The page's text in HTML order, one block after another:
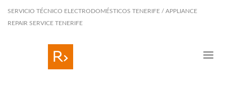
SERVICIO TÉCNICO ELECTRODOMÉSTICOS TENERIFE / APPLIANCE
REPAIR SERVICE TENERIFE